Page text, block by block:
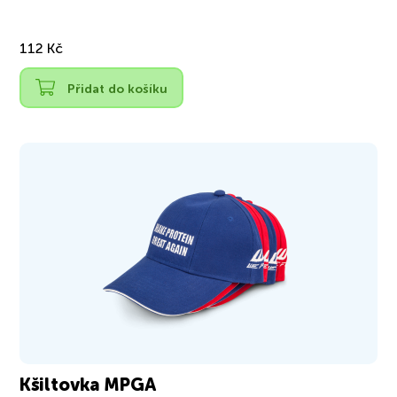
112 Kč
Přidat do košíku
Kšiltovka MPGA